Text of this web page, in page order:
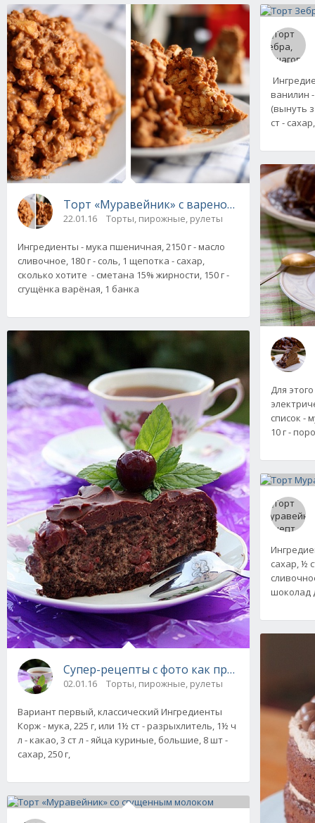
Торт «Муравейник» с вареной сгущенкой
22.01.16 Торты, пирожные, рулеты
Ингредиенты - мука пшеничная, 2150 г - масло
сливочное, 180 г - соль, 1 щепотка - сахар,
сколько хотите - сметана 15% жирности, 150 г -
сгущёнка варёная, 1 банка
Супер-рецепты с фото как приготовить
02.01.16 Торты, пирожные, рулеты
Вариант первый, классический Ингредиенты
Корж - мука, 225 г, или 1½ ст - разрыхлитель, 1½ ч
л - какао, 3 ст л - яйца куриные, большие, 8 шт -
сахар, 250 г,
ванилин
(вынуть
ст - сахар,
Для
список -
10 г -
сахар, ½
шоколад